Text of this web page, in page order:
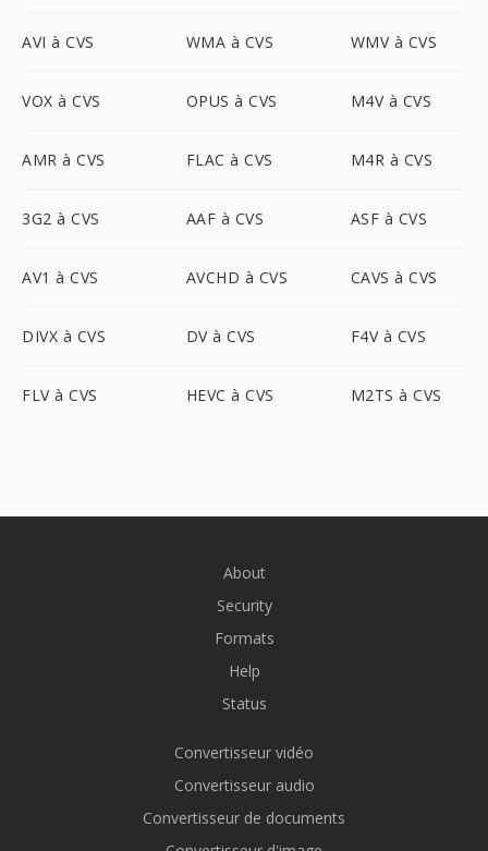
AVI à CVS WMA à CVS WMV à CVS
VOX à CVS OPUS à CVS M4V à CVS
AMR à CVS FLAC à CVS M4R à CVS
3G2 à CVS AAF à CVS ASF à CVS
AV1 à CVS AVCHD à CVS CAVS à CVS
DIVX à CVS DV à CVS F4V à CVS
FLV à CVS HEVC à CVS M2TS à CVS
About
Security
Formats
Help
Status
Convertisseur vidéo
Convertisseur audio
Convertisseur de documents